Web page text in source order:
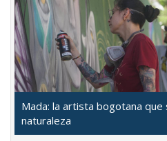
Mada: la artista bogotana que
naturaleza